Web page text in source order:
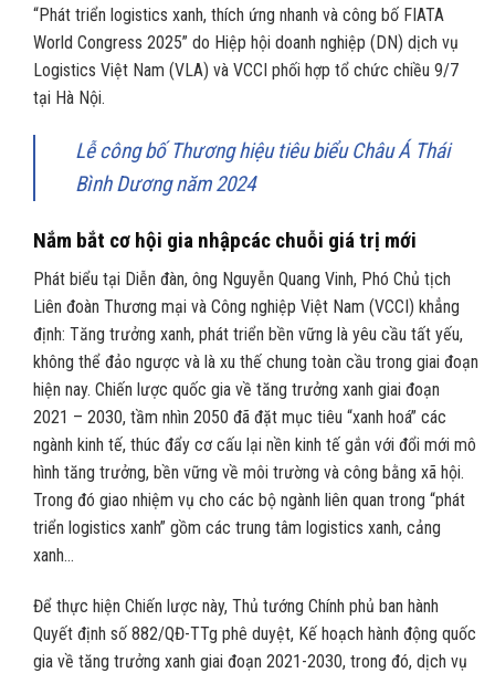
“Phát triển logistics xanh, thích ứng nhanh và công bố FIATA
World Congress 2025” do Hiệp hội doanh nghiệp (DN) dịch vụ
Logistics Việt Nam (VLA) và VCCI phối hợp tổ chức chiều 9/7
tại Hà Nội.
Lễ công bố Thương hiệu tiêu biểu Châu Á Thái
Bình Dương năm 2024
Nắm bắt cơ hội gia nhậpcác chuỗi giá trị mới
Phát biểu tại Diễn đàn, ông Nguyễn Quang Vinh, Phó Chủ tịch
Liên đoàn Thương mại và Công nghiệp Việt Nam (VCCI) khẳng
định: Tăng trưởng xanh, phát triển bền vững là yêu cầu tất yếu,
không thể đảo ngược và là xu thế chung toàn cầu trong giai đoạn
hiện nay. Chiến lược quốc gia về tăng trưởng xanh giai đoạn
2021 – 2030, tầm nhìn 2050 đã đặt mục tiêu “xanh hoá” các
ngành kinh tế, thúc đẩy cơ cấu lại nền kinh tế gắn với đổi mới mô
hình tăng trưởng, bền vững về môi trường và công bằng xã hội.
Trong đó giao nhiệm vụ cho các bộ ngành liên quan trong “phát
triển logistics xanh” gồm các trung tâm logistics xanh, cảng
xanh…
Để thực hiện Chiến lược này, Thủ tướng Chính phủ ban hành
Quyết định số 882/QĐ-TTg phê duyệt, Kế hoạch hành động quốc
gia về tăng trưởng xanh giai đoạn 2021-2030, trong đó, dịch vụ